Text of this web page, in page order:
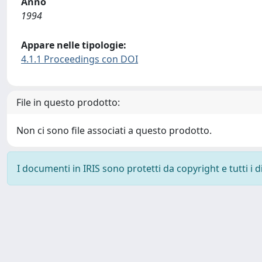
1994
Appare nelle tipologie:
4.1.1 Proceedings con DOI
File in questo prodotto:
Non ci sono file associati a questo prodotto.
I documenti in IRIS sono protetti da copyright e tutti i